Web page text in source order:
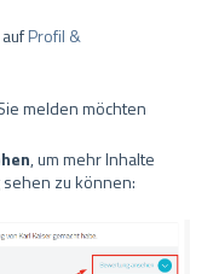
Profil &
melden möchten
, um mehr Inhalte
zu können: